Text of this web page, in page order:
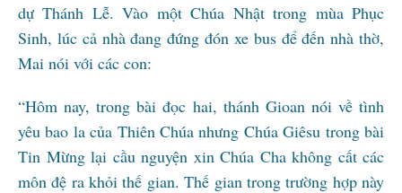
dự Thánh Lễ. Vào một Chúa Nhật trong mùa Phục
Sinh, lúc cả nhà đang đứng đón xe bus để đến nhà thờ,
Mai nói với các con:
“Hôm nay, trong bài đọc hai, thánh Gioan nói về tình
yêu bao la của Thiên Chúa nhưng Chúa Giêsu trong bài
Tin Mừng lại cầu nguyện xin Chúa Cha không cất các
môn đệ ra khỏi thế gian. Thế gian trong trường hợp này